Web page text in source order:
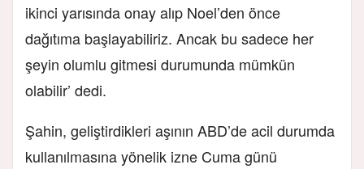
ikinci yarısında onay alıp Noel’den önce
dağıtıma başlayabiliriz. Ancak bu sadece her
şeyin olumlu gitmesi durumunda mümkün
olabilir’ dedi.
Şahin, geliştirdikleri aşının ABD’de acil durumda
kullanılmasına yönelik izne Cuma günü